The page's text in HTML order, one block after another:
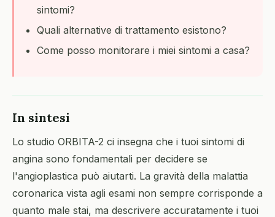
sintomi?
Quali alternative di trattamento esistono?
Come posso monitorare i miei sintomi a casa?
In sintesi
Lo studio ORBITA-2 ci insegna che i tuoi sintomi di
angina sono fondamentali per decidere se
l'angioplastica può aiutarti. La gravità della malattia
coronarica vista agli esami non sempre corrisponde a
quanto male stai, ma descrivere accuratamente i tuoi